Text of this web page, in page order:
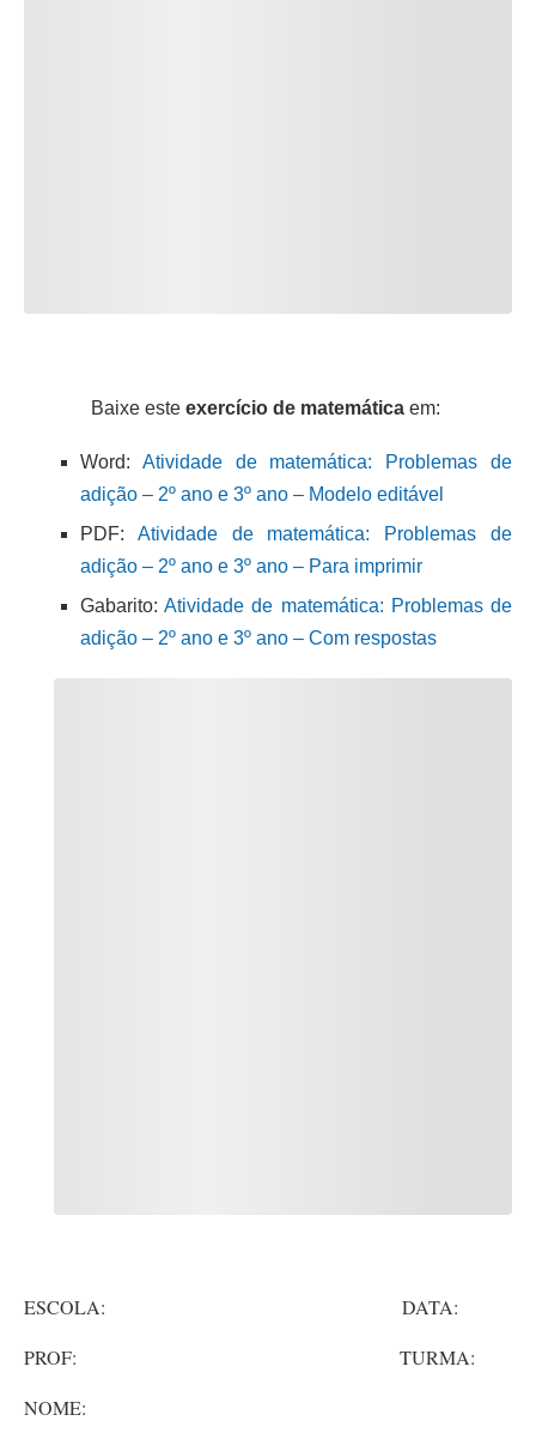
Baixe este exercício de matemática em:
Word: Atividade de matemática: Problemas de
adição – 2º ano e 3º ano – Modelo editável
PDF: Atividade de matemática: Problemas de
adição – 2º ano e 3º ano – Para imprimir
Gabarito:Atividade de matemática: Problemas de
adição – 2º ano e 3º ano – Com respostas
ESCOLA: DATA:
PROF: TURMA:
NOME: